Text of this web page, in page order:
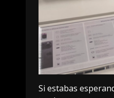
Si estabas